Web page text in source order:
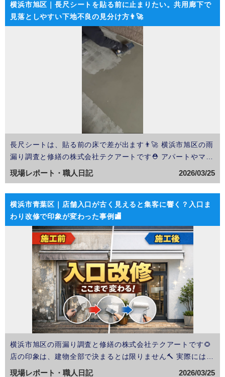
横浜市旭区｜長尺シートを貼る前に止まりたい。共用廊下で
見落としやすい下地不良の見分け方👨‍🚀
長尺シートは、貼る前の床で差が出ます👨‍🚀 横浜市旭区の雨
漏り調査と修繕の株式会社テクアートです⛑️ アパートやマン
ションの共用廊下で長尺シート工事を行うとき、見た目のき
は、シートそのものより先に床の状態です🔧 床が一見…
現場レポート・職人日記 2026/03/25
横浜市青葉区｜店舗入口が古く見えると集客に響く？入口ま
わり改修で印象が変わった事例🏬
横浜市旭区の雨漏り調査と修繕の株式会社テクアートです🌻
店の印象は、建物全部で決まるとは限りません🔨 実際には、
入口まわりの一面が少し損をしているだけで、店全体まで古
現場レポート・職人日記 2026/03/25